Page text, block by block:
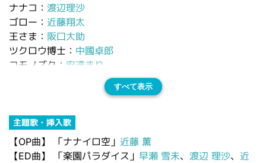
ナナコ： 渡辺理沙
ゴロー： 近藤翔太
王さま： 阪口大助
ツクロウ博士： 中國卓郎
コモノズク： 安達まり
すべて表示
主題歌・挿入歌
【OP曲】 「ナナイロ空」 近藤 薫
【ED曲】
「楽園パラダイス」 早瀬 雪未、 渡辺 理沙、 近